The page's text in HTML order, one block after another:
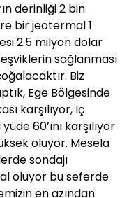
derinliği 2 bin
bir jeotermal 1
2.5 milyon dolar
sağlanması
Biz
Ege Bölgesinde
karşılıyor, İç
60’ını karşılıyor
oluyor. Mesela
sondajı
oluyor bu seferde
en azından